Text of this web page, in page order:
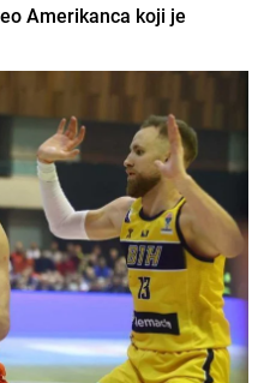
Amerikanca koji je